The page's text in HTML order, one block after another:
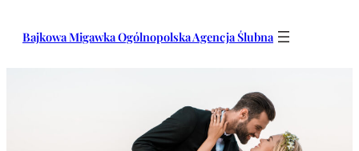
Bajkowa Migawka Ogólnopolska Agencja Ślubna